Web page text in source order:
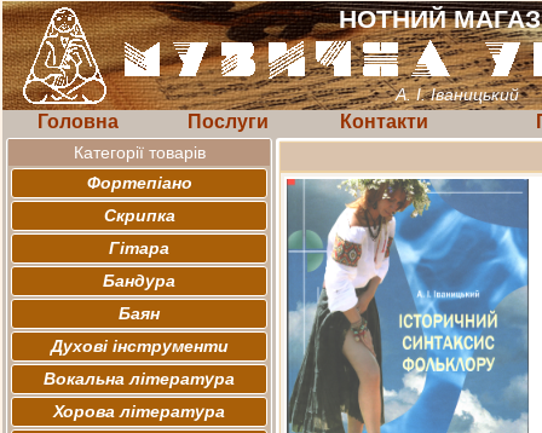
НОТНИЙ
А. І. Іваницький
Головна Послуги Контакти
Категорії товарів
Фортепіано
Скрипка
Гітара
Бандура
Баян
Духові інструменти
Вокальна література
Хорова література